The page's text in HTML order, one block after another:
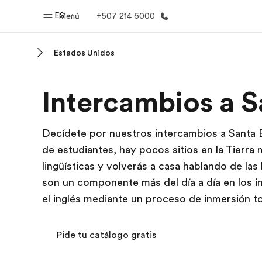
Menú
ES +507 214 6000
Bienvenido a EF Ver todo lo
Estados Unidos
Intercambios a
Decídete por nuestros intercambios a Santa
de estudiantes, hay pocos sitios en la Tierra
lingüísticas y volverás a casa hablando de
son un componente más del día a día en los
el inglés mediante un proceso de inmersión
Pide tu catálogo gratis